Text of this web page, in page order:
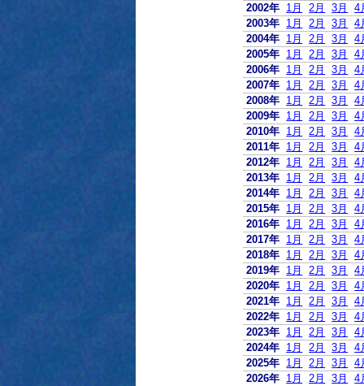
2002年 1月 2月 3月
4
2003年 1月 2月 3月
4
2004年 1月 2月 3月
4
2005年 1月 2月 3月
4
2006年 1月 2月 3月
4
2007年 1月 2月 3月
4
2008年 1月 2月 3月
4
2009年 1月 2月 3月
4
2010年 1月 2月 3月
4
2011年 1月 2月 3月
4
2012年 1月 2月 3月
4
2013年 1月 2月 3月
4
2014年 1月 2月 3月
4
2015年 1月 2月 3月
4
2016年 1月 2月 3月
4
2017年 1月 2月 3月
4
2018年 1月 2月 3月
4
2019年 1月 2月 3月
4
2020年 1月 2月 3月
4
2021年 1月 2月 3月
4
2022年 1月 2月 3月
4
2023年 1月 2月 3月
4
2024年 1月 2月 3月
4
2025年 1月 2月 3月
4
2026年 1月 2月 3月
4